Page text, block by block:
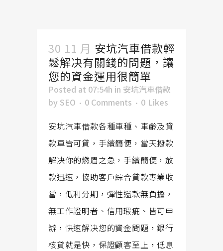
30 11 月 安坑汽車借款輕
鬆解决有關錢的問題，讓
您的資金運用很簡單
Posted at 07:54h in 安坑汽車借款
by SEO 0 Comments 0 Likes
安坑汽車借款各種車種、車齡及貸
款車皆可貸，手續簡便，當天撥款
解决你的燃眉之急，手續簡便，放
款迅速，協助客戶綜合貸款專業收
當，低利分期，彈性還款無負擔，
無工作證明者、信用瑕疵、皆可申
辦，快速解决您的資金問題，銀行
核貸就是快，保證顧客至上，低息